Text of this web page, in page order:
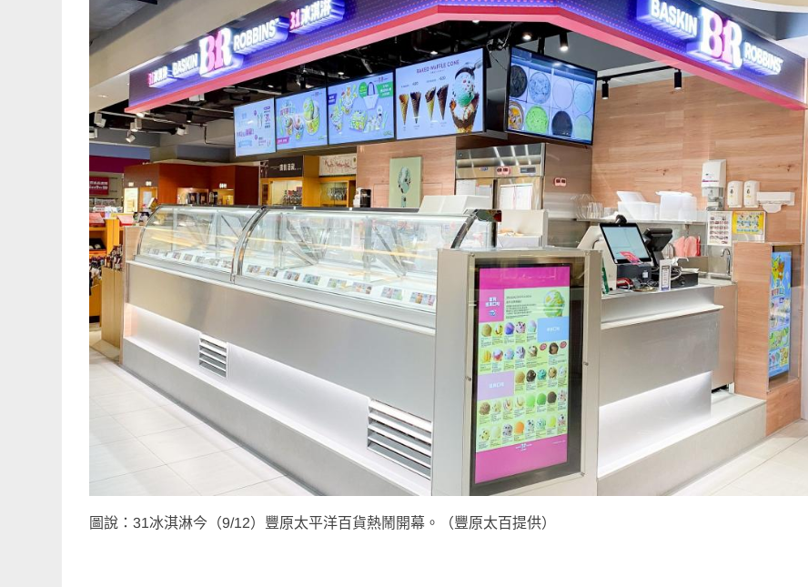
圖說：31冰淇淋今（9/12）豐原太平洋百貨熱鬧開幕。（豐原太百提供）